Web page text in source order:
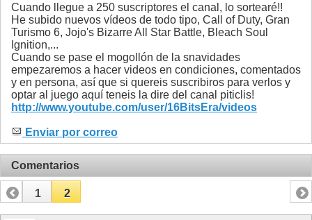
Cuando llegue a 250 suscriptores el canal, lo sortearé!!
He subido nuevos vídeos de todo tipo, Call of Duty, Gran
Turismo 6, Jojo's Bizarre All Star Battle, Bleach Soul
Ignition,...
Cuando se pase el mogollón de la snavidades
empezaremos a hacer videos en condiciones, comentados
y en persona, así que si quereis suscribiros para verlos y
optar al juego aquí teneis la dire del canal piticlis!
http://www.youtube.com/user/16BitsEra/videos
Enviar por correo
Comentarios
1 2